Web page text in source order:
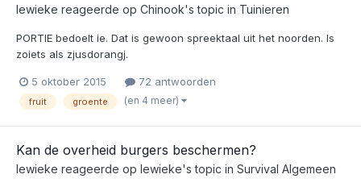
lewieke reageerde op Chinook's topic in Tuinieren
PORTIE bedoelt ie. Dat is gewoon spreektaal uit het noorden. Is
zoiets als zjusdorangj.
5 oktober 2015 72 antwoorden
fruit groente (en 4 meer)
Kan de overheid burgers beschermen?
lewieke reageerde op lewieke's topic in Survival Algemeen